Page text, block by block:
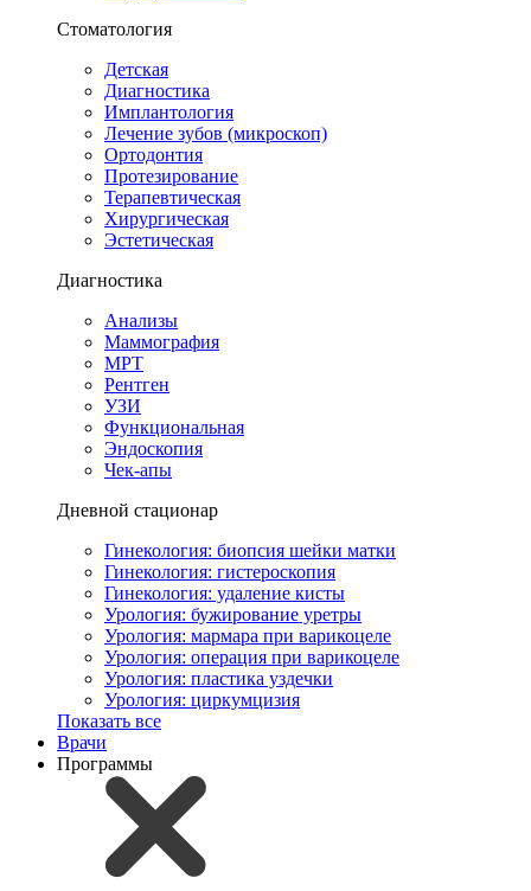
Стоматология
Детская
Диагностика
Имплантология
Лечение зубов (микроскоп)
Ортодонтия
Протезирование
Терапевтическая
Хирургическая
Эстетическая
Диагностика
Анализы
Маммография
МРТ
Рентген
УЗИ
Функциональная
Эндоскопия
Чек-апы
Дневной стационар
Гинекология: биопсия шейки матки
Гинекология: гистероскопия
Гинекология: удаление кисты
Урология: бужирование уретры
Урология: мармара при варикоцеле
Урология: операция при варикоцеле
Урология: пластика уздечки
Урология: циркумцизия
Показать все
Врачи
Программы